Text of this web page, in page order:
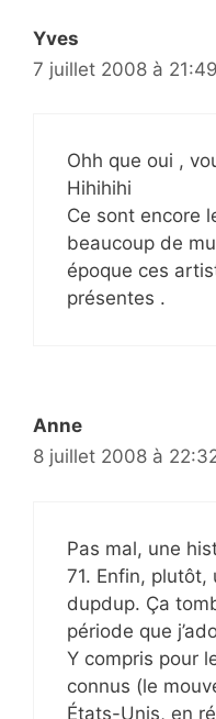
Yves
7 juillet 2008 à 21:49
Ohh que oui ,
Hihihihi
Ce sont encore
beaucoup de
époque ces
présentes .
Anne
8 juillet 2008 à
Pas mal, une
71. Enfin, plutôt,
dupdup. Ça
période que
Y compris pour
connus (le
États-Unis, en